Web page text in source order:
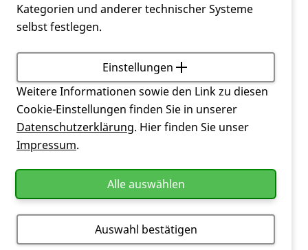
UNSERE MISSION
Unsere Mission ist es mit dem Awareness-
Spot "Stark mitHuntington", Menschen aus
-Familien Mut zu machen, offen mit der
Krankheit umzugehen, eine starke Gemeinschaft zu
bilden und den Halt zu bieten, den sie benötigen.
Zusätzlich soll die Kampagne "Stark mitHuntington
die Gesellschaft aufwecken und sie für die
​Nicht nur Erkrankte, sondern auch deren Familien
und Nahestehende erleben den
sukzessiv fortschreitenden Krankheitsverlauf. Die
Kategorien und anderer technischer Systeme
selbst festlegen.
Einstellungen
Weitere Informationen sowie den Link zu diesen
Cookie-Einstellungen finden Sie in unserer
Datenschutzerklärung. Hier finden Sie unser
Impressum.
Alle auswählen
Auswahl bestätigen